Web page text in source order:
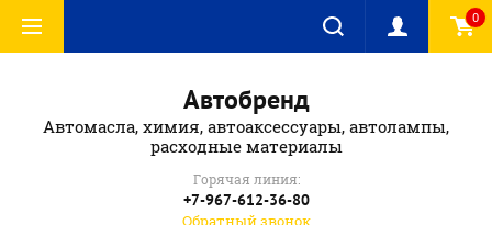
0
Автобренд
Автомасла, химия, автоаксессуары, автолампы,
расходные материалы
Горячая линия:
+7-967-612-36-80
Обратный звонок